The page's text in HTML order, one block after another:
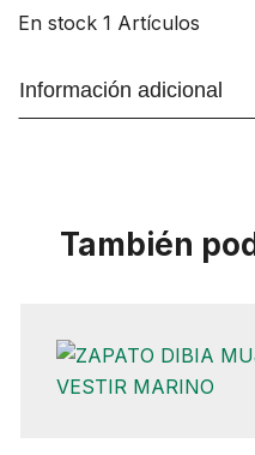
En stock 1 Artículos
Información adicional
También